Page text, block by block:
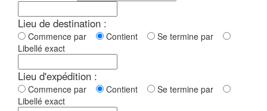
Lieu de destination :
Commence par Contient
Se termine par
Libellé exact
Lieu d'expédition :
Commence par Contient
Se termine par
Libellé exact